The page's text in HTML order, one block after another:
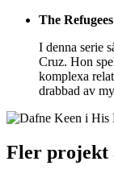
The Refugees
I denna serie
Cruz. Hon
komplexa
drabbad av
Fler projekt